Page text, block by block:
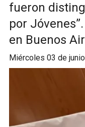
fueron
por
en Buenos
miércoles 03 de